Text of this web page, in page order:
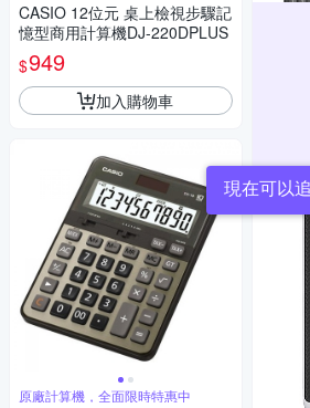
CASIO 12位元 桌上檢視步驟記
憶型商用計算機DJ-220DPLUS
$949
加入購物車
原廠計算機，全面限時特惠中
現在可以